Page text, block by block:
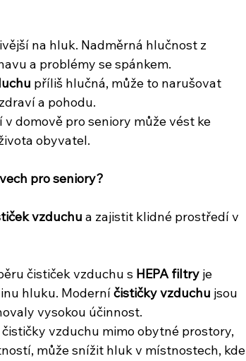
na hluk. Nadměrná hlučnost z
a problémy se spánkem.
příliš hlučná, může to narušovat
a pohodu.
v domově pro seniory může vést ke
obyvatel.
pro seniory?
vzduchu a zajistit klidné prostředí v
čističek vzduchu s HEPA filtry je
hluku. Moderní čističky vzduchu jsou
vysokou účinnost.
vzduchu mimo obytné prostory,
může snížit hluk v místnostech, kde